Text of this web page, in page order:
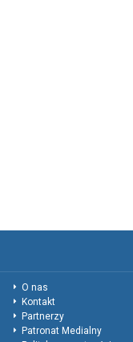
O nas
Kontakt
Partnerzy
Patronat Medialny